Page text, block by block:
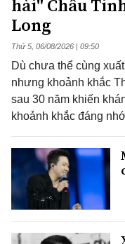
hài" Châu
Long
Thứ 5, 06/08/2026 | 09:50
Dù chưa thể cùng
nhưng khoảnh khắc
sau 30 năm khiến
khoảnh khắc đáng